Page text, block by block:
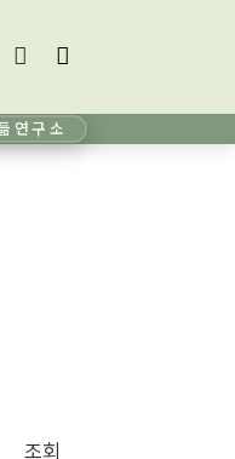
연구소
조회